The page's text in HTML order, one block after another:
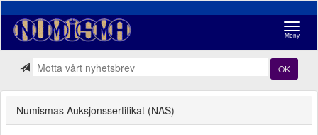
Meny
OK
Numismas Auksjonssertifikat (NAS)